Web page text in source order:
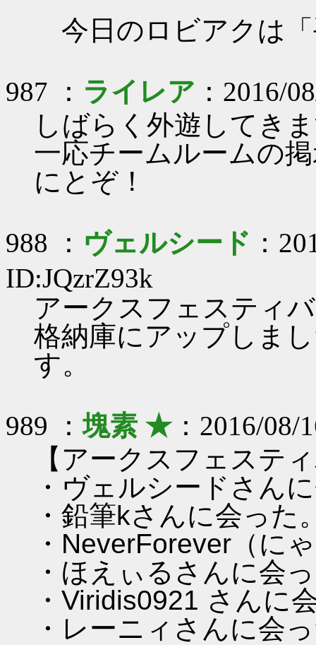
今日のロビアクは
987 ： ライレア ：2016/
しばらく外遊してき
一応チームルームの
にとぞ！
988 ： ヴェルシード ：
ID:JQzrZ93k
アークスフェスティ
格納庫にアップしま
す。
989 ：塊素 ★：2016/08/
【アークスフェステ
・ヴェルシードさん
・鉛筆kさんに会った
・NeverForever（に
・ほえぃるさんに会
・Viridis0921 さんに
・レーニィさんに会